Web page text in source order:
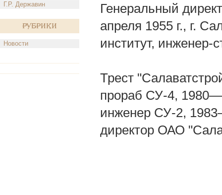
Г.Р. Державин
Рубрики
Новости
Генеральный
апреля 1955 г., г.
институт, инженер-
Трест
прораб СУ-4,
инженер СУ-2,
директор ОАО